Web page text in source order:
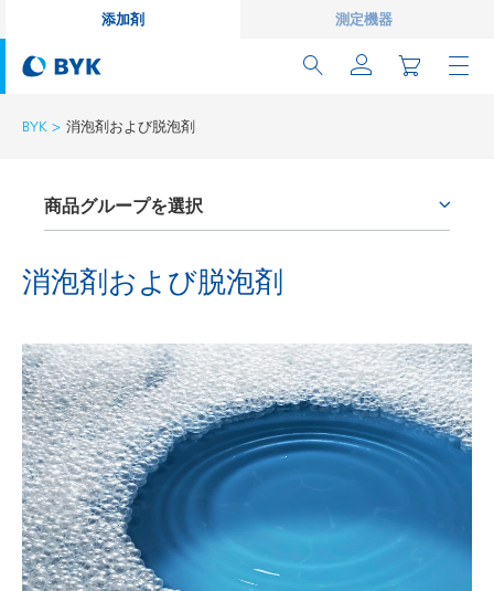
添加剤 測定機器
BYK 消泡剤および脱泡剤
消泡剤および脱泡剤
商品グループを選択
レオロジー剤
密着性付与剤およびカップリング剤
消泡剤および脱泡剤
湿潤分散剤
表面調整剤